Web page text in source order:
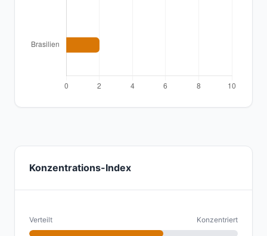
Konzentrations-Index
Verteilt Konzentriert